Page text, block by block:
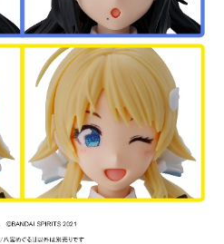
上)免運費
貨唷。